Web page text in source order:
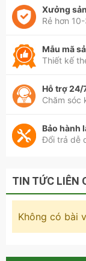
Kích thước
Tủ
đẹp –
không
sang
Trong xu
chủ. Tủ quần
Thiên Phú là
mang đến trải
gian phòng ngủ.
Xưởng
Rẻ hơn
Mẫu mã
Thiết kế
Hỗ trợ 24/
Chăm sóc
Bảo hành
Đổi trả dễ
TIN TỨC LIÊN
Không có bài